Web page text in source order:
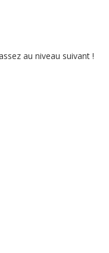
au niveau suivant !